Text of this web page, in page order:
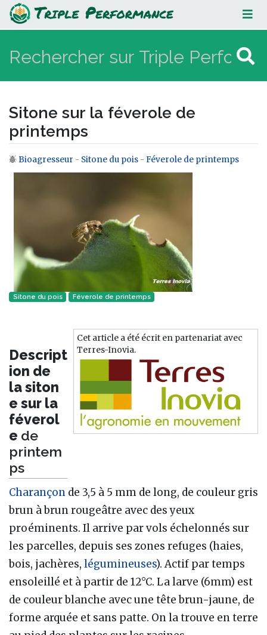
Sitone sur la féverole de printemps
Sitone sur la féverole de
printemps
Aller à :navigation,rechercher
Bioagresseur - Sitone du pois - Féverole de printemps
Sitone du pois Féverole de printemps
Cet article a été écrit en partenariat avec
Terres-Inovia.
Descript
ion de
la siton
e sur la
féverol
e de
printem
ps
Charançon de 3,5 à 5 mm de long, de couleur gris
brun à brun rougeâtre avec des yeux
proéminents. Il arrive par vols échelonnés sur
les parcelles, depuis ses zones refuges (haies,
bois, jachères, légumineuses). Actif par temps
ensoleillé et à partir de 12°C. La larve (6mm) est
de couleur blanche avec une tête brun-jaune, de
forme arquée et sans patte. On la trouve en terre